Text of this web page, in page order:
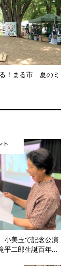
！まる市 夏のミ
ト
小美玉で記念公演
二郎生誕百年...